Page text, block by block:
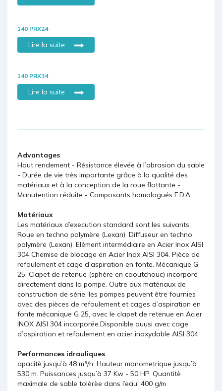
140 PRX24
Lire la suite
140 PRX34
Lire la suite
Advantages
Haut rendement - Résistance élevée à l’abrasion du sable
- Durée de vie très importante grâce à la qualité des
matériaux et à la conception de la roue flottante -
Manutention réduite - Composants homologués F.D.A.
Matériaux
Les matériaux d’execution standard sont les suivants:
Roue en techno polymère (Lexan). Diffuseur en techno
polymère (Lexan). Elément intermédiaire en Acier Inox AISI
304 Chemise de blocage en Acier Inox AISI 304. Pièce de
refoulement et cage d’aspiration en fonte. Mécanique G
25. Clapet de retenue (sphère en caoutchouc) incorporé
directement dans la pompe. Outre aux matériaux de
construction de série, les pompes peuvent être fournies
avec des pièces de refoulement et cages d’aspiration en
fonte mécanique G 25, avec le clapet de retenue en Acier
INOX AISI 304 incorporée.Disponible auusi avec cage
d’aspiration et refoulement en acier inoxydable AISI 304.
Performances idrauliques
apacitè jusqu’à 48 m³/h. Hauteur manometrique jusqu’à
530 m. Puissances jusqu’à 37 Kw - 50 HP. Quantitè
maximale de sable tolèrèe dans l’eau: 400 g/m